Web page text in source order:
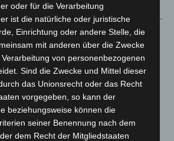
Mehr vom Autor
trifft Weingenuss: Barbara-
Mehring zeigt ihre Werke im
Wein-Depot Isernhagen
Zweite Turbobaustelle startet
Hannover-West und
oder für die Verarbeitung
ist die natürliche oder juristische
Einrichtung oder andere Stelle, die
mit anderen über die Zwecke
von personenbezogenen
Sind die Zwecke und Mittel dieser
das Unionsrecht oder das Recht
vorgegeben, so kann der
beziehungsweise können die
seiner Benennung nach dem
dem Recht der Mitgliedstaaten